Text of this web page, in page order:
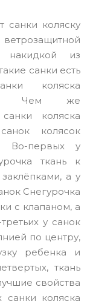
санки коляску
накидкой из
санки есть
коляска
Чем же
коляска
колясок
Во-первых у
ткань к
а у
Снегурочка
с клапаном, а
у санок
по центру,
ребенка и
ткань
свойства
санки коляска